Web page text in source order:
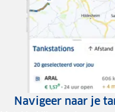
Navigeer naar je